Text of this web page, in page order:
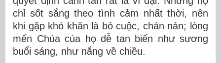
chỉ sốt sắng theo tình cảm nhất thời, nên
khi gặp khó khăn là bỏ cuộc, chán nản; lòng
mến Chúa của họ dễ tan biến như sương
buổi sáng, như nắng về chiều.